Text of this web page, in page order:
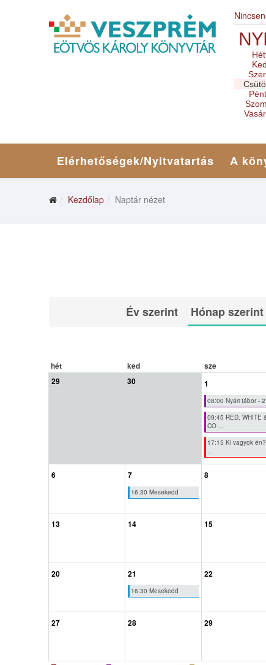
Elérhetőségek/Nyitvatartás A
Kezdőlap Naptár nézet
Év szerint Hónap szerint
hét ked sze
29
30 1
08:00 Nyári tábor -
09:45 RED, WHITE
CO ...
17:15 Ki vagyok
...
6 7
16:30 Mesekedd
8
13 14 15
20 21
16:30 Mesekedd
22
27 28 29